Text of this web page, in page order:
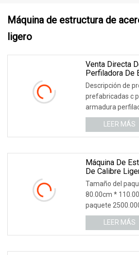
Máquina de estructura de
ligero
Venta Directa
Perfiladora De
Acero Para
Perfiladora De
Acero De
Descripción de
prefabricadas c
armadura
estructura de
LEER MÁS
Máquina De
De Calibre
Prefabricadas
Tamaño del
80.00cm *
paquete
principales
LEER MÁS